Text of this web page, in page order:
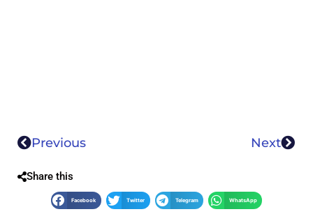
Previous Next
Share this
Facebook Twitter Telegram WhatsApp